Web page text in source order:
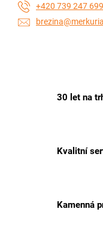
30 let na
Kvalitní
Kamenná
+420 739 247 699